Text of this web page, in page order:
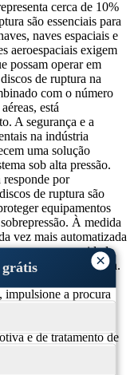
×
cerca de 10%
são essenciais para
naves espaciais e
aeroespaciais exigem
possam operar em
de ruptura na
com o número
está
A segurança e a
na indústria
uma solução
sob alta pressão.
por
de ruptura são
equipamentos
À medida
vez mais automatizada
cresce a necessidade
discos de ruptura.
farmacêutica,
impulsione a procura
nas
e de tratamento de
Nestes setores, os
sistemas